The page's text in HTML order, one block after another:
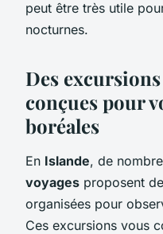
peut être très utile
nocturnes.
Des
conçues pour
boréales
En Islande, de
voyages proposent
organisées pour
Ces excursions vous